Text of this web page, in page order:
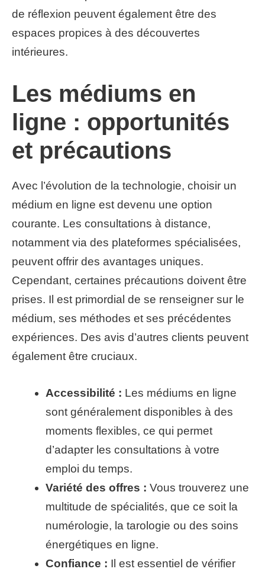
de réflexion peuvent également être des
espaces propices à des découvertes
intérieures.
Les médiums en
ligne : opportunités
et précautions
Avec l’évolution de la technologie, choisir un
médium en ligne est devenu une option
courante. Les consultations à distance,
notamment via des plateformes spécialisées,
peuvent offrir des avantages uniques.
Cependant, certaines précautions doivent être
prises. Il est primordial de se renseigner sur le
médium, ses méthodes et ses précédentes
expériences. Des avis d’autres clients peuvent
également être cruciaux.
Accessibilité : Les médiums en ligne
sont généralement disponibles à des
moments flexibles, ce qui permet
d’adapter les consultations à votre
emploi du temps.
Variété des offres : Vous trouverez une
multitude de spécialités, que ce soit la
numérologie, la tarologie ou des soins
énergétiques en ligne.
Confiance : Il est essentiel de vérifier